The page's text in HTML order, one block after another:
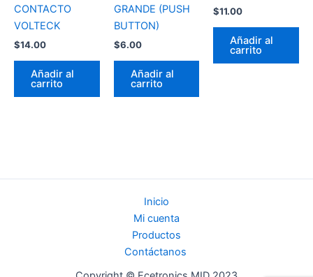
CONTACTO
VOLTECK
$14.00
Añadir al
carrito
GRANDE (PUSH
BUTTON)
$6.00
Añadir al
carrito
$11.00
Añadir al
carrito
Inicio
Mi cuenta
Productos
Contáctanos